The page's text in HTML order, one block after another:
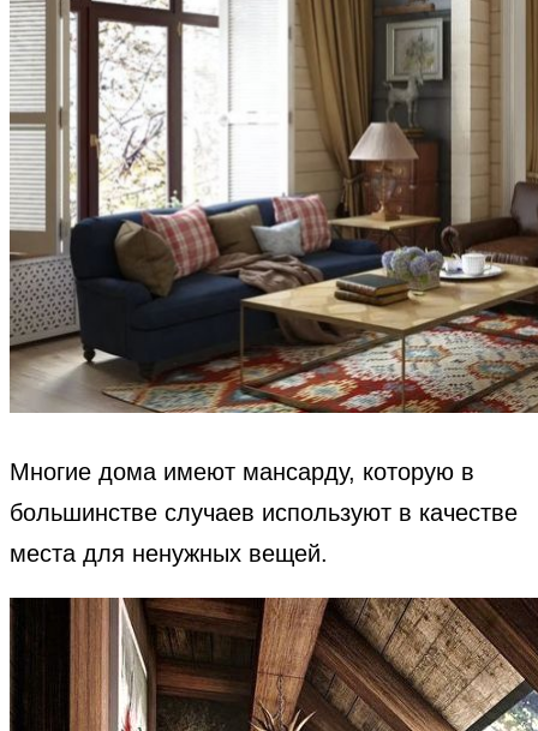
Многие дома имеют мансарду, которую в
большинстве случаев используют в качестве
места для ненужных вещей.